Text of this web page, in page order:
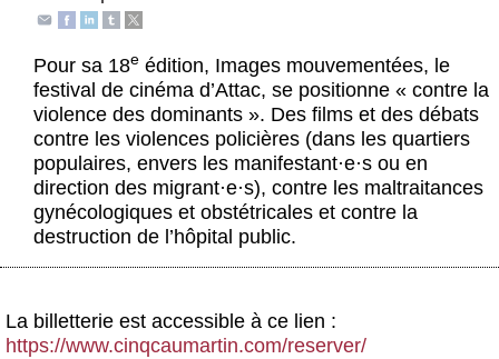
Pour sa 18e édition, Images mouvementées, le
festival de cinéma d’Attac, se positionne « contre la
violence des dominants ». Des films et des débats
contre les violences policières (dans les quartiers
populaires, envers les manifestant·e·s ou en
direction des migrant·e·s), contre les maltraitances
gynécologiques et obstétricales et contre la
destruction de l’hôpital public.
La billetterie est accessible à ce lien :
https://www.cinqcaumartin.com/reserver/